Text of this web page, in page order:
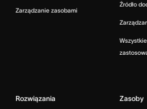
Zarządzanie zasobami
Źródło
Rozwiązania Zasoby